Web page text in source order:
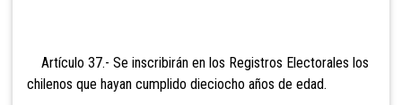
Artículo 37.- Se inscribirán en los Registros Electorales los
chilenos que hayan cumplido dieciocho años de edad.